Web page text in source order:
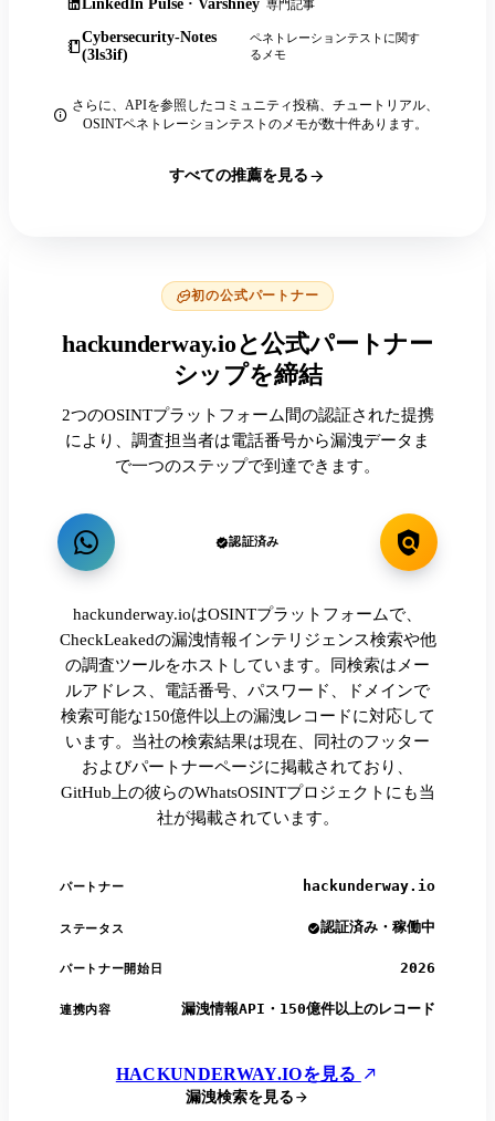
LinkedIn Pulse · Varshney 専門記事
Cybersecurity-Notes
(3ls3if)
ペネトレーションテストに関す
るメモ
さらに、APIを参照したコミュニティ投稿、チュートリアル、
OSINTペネトレーションテストのメモが数十件あります。
すべての推薦を見る
初の公式パートナー
hackunderway.ioと公式パートナー
シップを締結
2つのOSINTプラットフォーム間の認証された提携
により、調査担当者は電話番号から漏洩データま
で一つのステップで到達できます。
認証済み
hackunderway.ioはOSINTプラットフォームで、
CheckLeakedの漏洩情報インテリジェンス検索や他
の調査ツールをホストしています。同検索はメー
ルアドレス、電話番号、パスワード、ドメインで
検索可能な150億件以上の漏洩レコードに対応して
います。当社の検索結果は現在、同社のフッター
およびパートナーページに掲載されており、
GitHub上の彼らのWhatsOSINTプロジェクトにも当
社が掲載されています。
パートナー hackunderway.io
ステータス 認証済み・稼働中
パートナー開始日 2026
連携内容 漏洩情報API・150億件以上のレコード
HACKUNDERWAY.IOを見る
漏洩検索を見る